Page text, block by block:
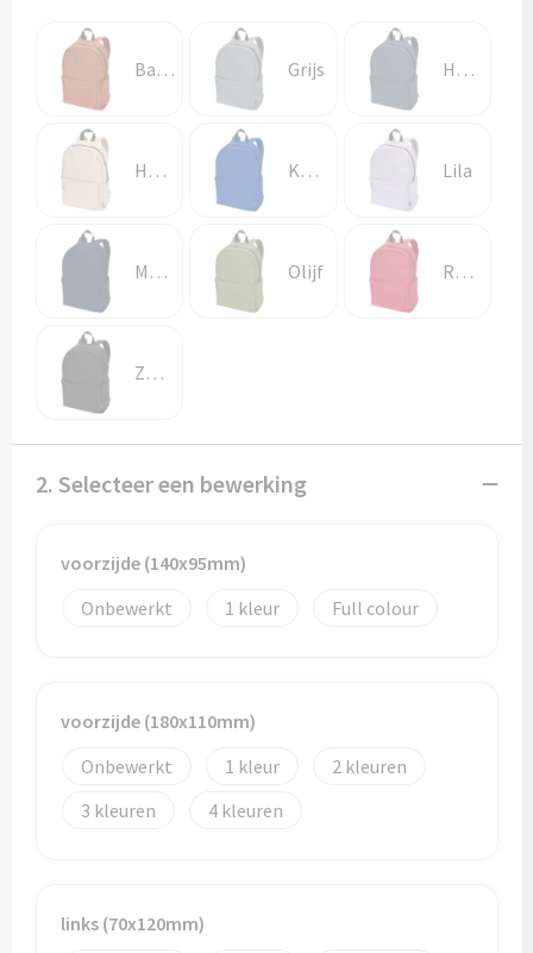
Balpennen
Potloden
Markeerstiften
Geschenksets
Merken
Notaboekjes
Zelfklevende memo's
Notablokken
Eten & drinken
Drinkbekers
Thermosbekers
Baksteen Grijs Hale blauw
Havermout Koningsblauw Lila
Marineblauw Olijf Rood
Zwart
2. Selecteer een bewerking
voorzijde (140x95mm)
Onbewerkt
1 Full colour
voorzijde (180x110mm)
Onbewerkt
1
2
3
4
links (70x120mm)